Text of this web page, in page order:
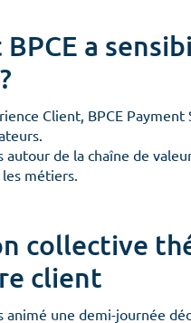
a
Client, BPCE
autour de la chaîne de
métiers.
collective
client
animé une demi-journée